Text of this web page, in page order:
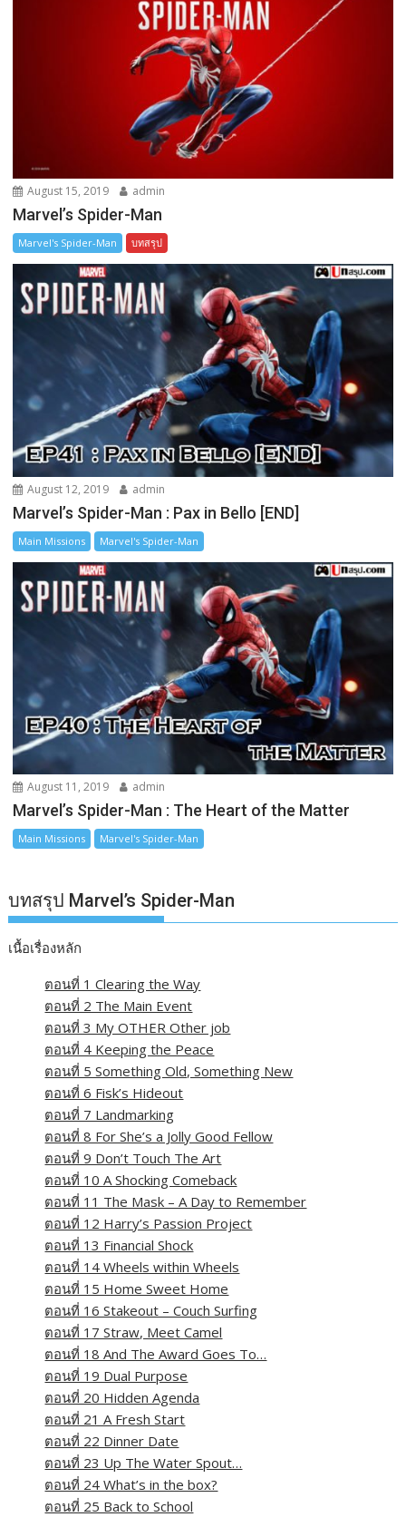
August 15, 2019 admin
Marvel’s Spider-Man
Marvel's Spider-Man บทสรุป
August 12, 2019 admin
Marvel’s Spider-Man : Pax in Bello [END]
Main Missions Marvel's Spider-Man
August 11, 2019 admin
Marvel’s Spider-Man : The Heart of the Matter
Main Missions Marvel's Spider-Man
บทสรุป Marvel’s Spider-Man
เนื้อเรื่องหลัก
ตอนที่ 1 Clearing the Way
ตอนที่ 2 The Main Event
ตอนที่ 3 My OTHER Other job
ตอนที่ 4 Keeping the Peace
ตอนที่ 5 Something Old, Something New
ตอนที่ 6 Fisk’s Hideout
ตอนที่ 7 Landmarking
ตอนที่ 8 For She’s a Jolly Good Fellow
ตอนที่ 9 Don’t Touch The Art
ตอนที่ 10 A Shocking Comeback
ตอนที่ 11 The Mask – A Day to Remember
ตอนที่ 12 Harry’s Passion Project
ตอนที่ 13 Financial Shock
ตอนที่ 14 Wheels within Wheels
ตอนที่ 15 Home Sweet Home
ตอนที่ 16 Stakeout – Couch Surfing
ตอนที่ 17 Straw, Meet Camel
ตอนที่ 18 And The Award Goes To…
ตอนที่ 19 Dual Purpose
ตอนที่ 20 Hidden Agenda
ตอนที่ 21 A Fresh Start
ตอนที่ 22 Dinner Date
ตอนที่ 23 Up The Water Spout…
ตอนที่ 24 What’s in the box?
ตอนที่ 25 Back to School